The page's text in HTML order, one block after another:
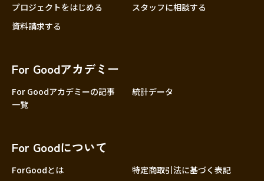
プロジェクトをはじめる
スタッフに相談する
資料請求する
For Goodアカデミー
For Goodアカデミーの記事
一覧
統計データ
For Goodについて
ForGoodとは
特定商取引法に基づく表記